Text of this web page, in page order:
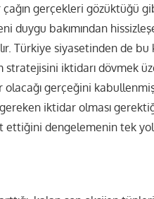
gerçekleri gözüktüğü
duygu bakımından
Türkiye siyasetinden de
stratejisini iktidarı dövmek
olacağı gerçeğini
iktidar olması
dengelemenin tek